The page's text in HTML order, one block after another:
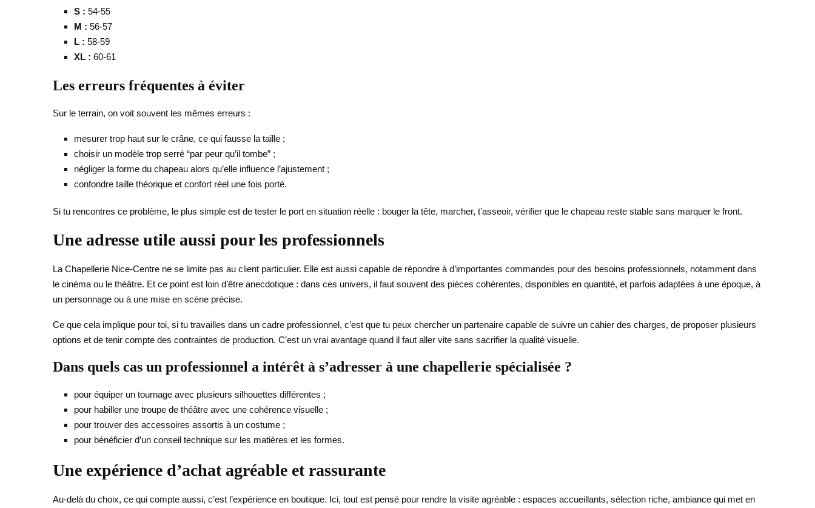
S : 54-55
M : 56-57
L : 58-59
XL : 60-61
Les erreurs fréquentes à éviter
Sur le terrain, on voit souvent les mêmes erreurs :
mesurer trop haut sur le crâne, ce qui fausse la taille ;
choisir un modèle trop serré “par peur qu’il tombe” ;
négliger la forme du chapeau alors qu’elle influence l’ajustement ;
confondre taille théorique et confort réel une fois porté.
Si tu rencontres ce problème, le plus simple est de tester le port en situation réelle : bouger la tête, marcher, t’asseoir, vérifier que le chapeau reste stable sans marquer le front.
Une adresse utile aussi pour les professionnels
La Chapellerie Nice-Centre ne se limite pas au client particulier. Elle est aussi capable de répondre à d’importantes commandes pour des besoins professionnels, notamment dans
le cinéma ou le théâtre. Et ce point est loin d’être anecdotique : dans ces univers, il faut souvent des pièces cohérentes, disponibles en quantité, et parfois adaptées à une époque, à
un personnage ou à une mise en scène précise.
Ce que cela implique pour toi, si tu travailles dans un cadre professionnel, c’est que tu peux chercher un partenaire capable de suivre un cahier des charges, de proposer plusieurs
options et de tenir compte des contraintes de production. C’est un vrai avantage quand il faut aller vite sans sacrifier la qualité visuelle.
Dans quels cas un professionnel a intérêt à s’adresser à une chapellerie spécialisée ?
pour équiper un tournage avec plusieurs silhouettes différentes ;
pour habiller une troupe de théâtre avec une cohérence visuelle ;
pour trouver des accessoires assortis à un costume ;
pour bénéficier d’un conseil technique sur les matières et les formes.
Une expérience d’achat agréable et rassurante
Au-delà du choix, ce qui compte aussi, c’est l’expérience en boutique. Ici, tout est pensé pour rendre la visite agréable : espaces accueillants, sélection riche, ambiance qui met en